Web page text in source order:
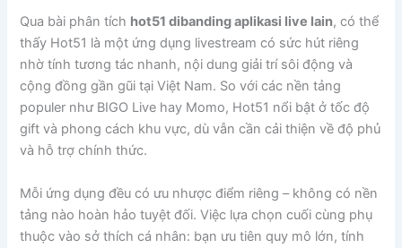
Qua bài phân tích hot51 dibanding aplikasi live lain, có thể
thấy Hot51 là một ứng dụng livestream có sức hút riêng
nhờ tính tương tác nhanh, nội dung giải trí sôi động và
cộng đồng gần gũi tại Việt Nam. So với các nền tảng
populer như BIGO Live hay Momo, Hot51 nổi bật ở tốc độ
gift và phong cách khu vực, dù vẫn cần cải thiện về độ phủ
và hỗ trợ chính thức.
Mỗi ứng dụng đều có ưu nhược điểm riêng – không có nền
tảng nào hoàn hảo tuyệt đối. Việc lựa chọn cuối cùng phụ
thuộc vào sở thích cá nhân: bạn ưu tiên quy mô lớn, tính